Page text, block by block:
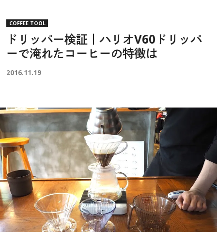
COFFEE TOOL
ドリッパー検証｜ハリオV60ドリッパ
ーで淹れたコーヒーの特徴は
2016.11.19